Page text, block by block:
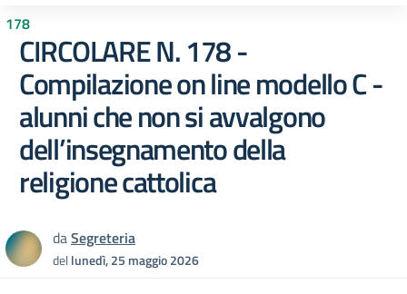
178
CIRCOLARE N. 178 -
Compilazione on line modello C -
alunni che non si avvalgono
dell’insegnamento della
religione cattolica
daSegreteria
dellunedì, 25 maggio 2026